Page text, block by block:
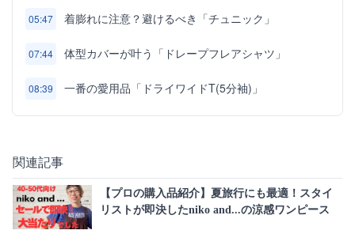
05:47 着膨れに注意？避けるべき「チュニック」
07:44 体型カバーが叶う「ドレープフレアシャツ」
08:39 一番の愛用品「ドライワイドT(5分袖)」
関連記事
【プロの購入品紹介】夏旅行にも最適！スタイ
リストが即決したniko and...の涼感ワンピース